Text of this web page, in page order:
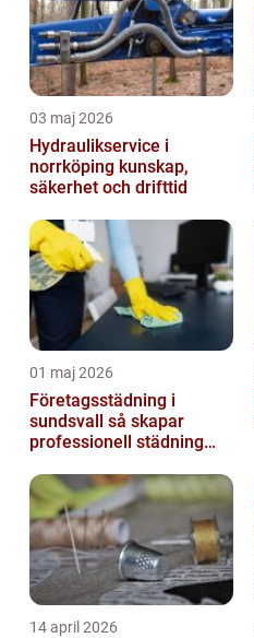
03 maj 2026
Hydraulikservice i
norrköping kunskap,
säkerhet och drifttid
01 maj 2026
Företagsstädning i
sundsvall så skapar
professionell städning
starkare varum...
14 april 2026